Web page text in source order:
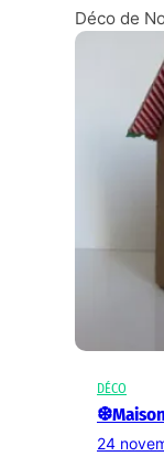
Déco de
DÉCO
24